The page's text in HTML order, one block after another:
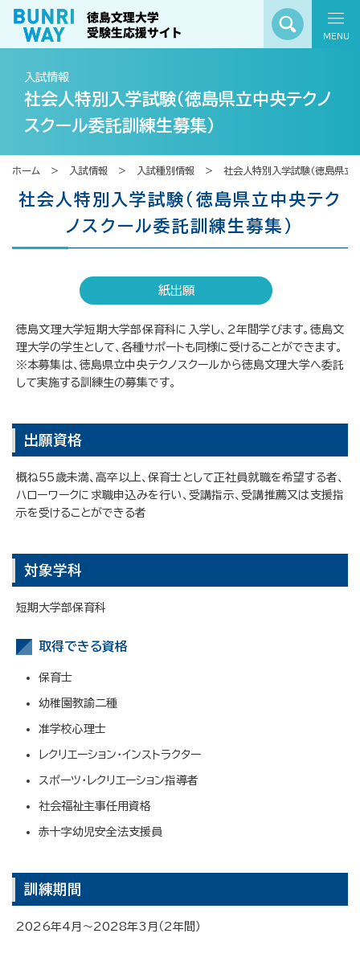
MENU
入試情報
社会人特別入学試験（徳島県立中央テクノ
スクール委託訓練生募集）
ホーム 入試情報 入試種別情報 社会人特別入学試験（徳島県立
社会人特別入学試験（徳島県立中央テク
ノスクール委託訓練生募集）
紙出願
徳島文理大学短期大学部保育科に入学し、2年間学びます。徳島文
理大学の学生として、各種サポートも同様に受けることができます。
※本募集は、徳島県立中央テクノスクールから徳島文理大学へ委託
して実施する訓練生の募集です。
出願資格
概ね55歳未満、高卒以上、保育士として正社員就職を希望する者、
ハローワークに求職申込みを行い、受講指示、受講推薦又は支援指
示を受けることができる者
対象学科
短期大学部保育科
取得できる資格
保育士
幼稚園教諭二種
准学校心理士
レクリエーション・インストラクター
スポーツ・レクリエーション指導者
社会福祉主事任用資格
赤十字幼児安全法支援員
訓練期間
2026年4月～2028年3月（2年間）